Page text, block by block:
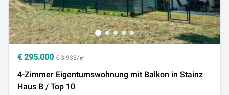
€ 295.000 € 3.933/㎡
4-Zimmer Eigentumswohnung mit Balkon in Stainz
Haus B / Top 10